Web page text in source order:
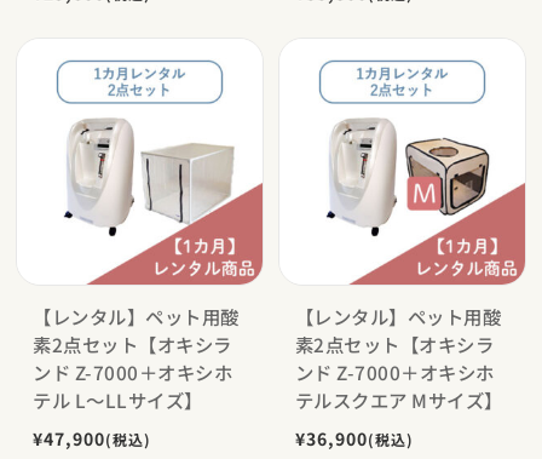
【レンタル】ペット用酸
素2点セット【オキシラ
ンド Z-7000＋オキシホ
テル L〜LLサイズ】
¥47,900(税込)
【レンタル】ペット用酸
素2点セット【オキシラ
ンド Z-7000＋オキシホ
テルスクエア Mサイズ】
¥36,900(税込)